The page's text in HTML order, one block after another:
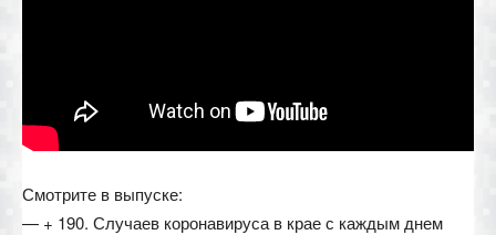
Смотрите в выпуске:
— + 190. Случаев коронавируса в крае с каждым днем